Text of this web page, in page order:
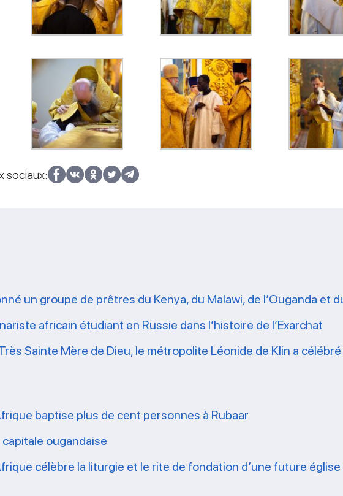
sociaux:
un groupe de prêtres du Kenya, du Malawi, de l’Ouganda et
africain étudiant en Russie dans l’histoire de l’Exarchat
Sainte Mère de Dieu, le métropolite Léonide de Klin a
baptise plus de cent personnes à Rubaar
ougandaise
célèbre la liturgie et le rite de fondation d’une future